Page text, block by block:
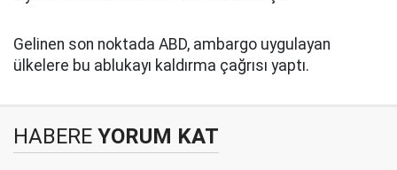
Gelinen son noktada ABD, ambargo uygulayan
ülkelere bu ablukayı kaldırma çağrısı yaptı.
HABERE YORUM KAT